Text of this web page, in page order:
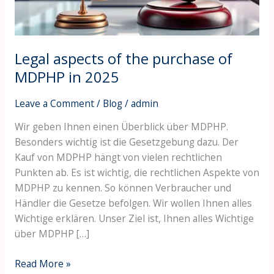
Legal aspects of the purchase of
MDPHP in 2025
Leave a Comment/ Blog/admin
Wir geben Ihnen einen Überblick über MDPHP.
Besonders wichtig ist die Gesetzgebung dazu. Der
Kauf von MDPHP hängt von vielen rechtlichen
Punkten ab. Es ist wichtig, die rechtlichen Aspekte von
MDPHP zu kennen. So können Verbraucher und
Händler die Gesetze befolgen. Wir wollen Ihnen alles
Wichtige erklären. Unser Ziel ist, Ihnen alles Wichtige
über MDPHP […]
2025
Read More »